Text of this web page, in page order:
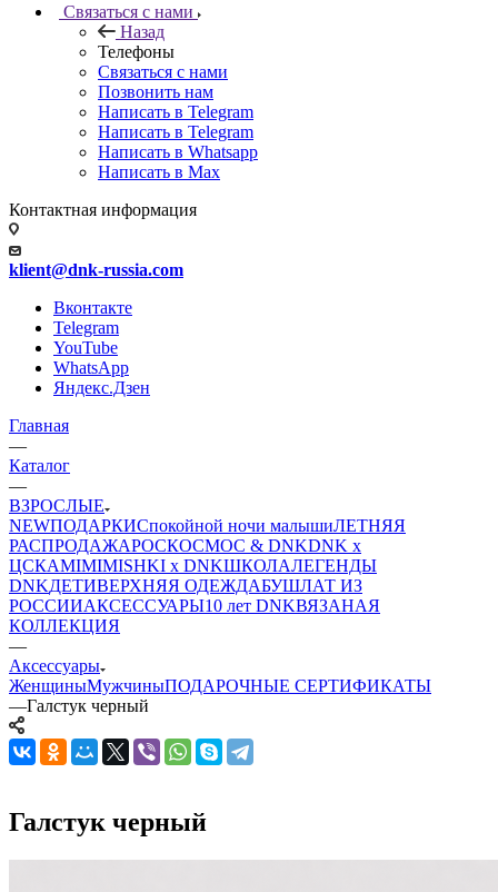
Связаться с нами
Назад
Телефоны
Связаться с нами
Позвонить нам
Написать в Telegram
Написать в Telegram
Написать в Whatsapp
Написать в Max
Контактная информация
klient@dnk-russia.com
Вконтакте
Telegram
YouTube
WhatsApp
Яндекс.Дзен
Главная
—
Каталог
—
ВЗРОСЛЫЕ
NEWПОДАРКИСпокойной ночи малышиЛЕТНЯЯ
РАСПРОДАЖАРОСКОСМОС & DNKDNK x
ЦСКАMIMIMISHKI x DNKШКОЛАЛЕГЕНДЫ
DNKДЕТИВЕРХНЯЯ ОДЕЖДАБУШЛАТ ИЗ
РОССИИАКСЕССУАРЫ10 лет DNKВЯЗАНАЯ
КОЛЛЕКЦИЯ
—
Аксессуары
ЖенщиныМужчиныПОДАРОЧНЫЕ СЕРТИФИКАТЫ
—Галстук черный
Галстук черный